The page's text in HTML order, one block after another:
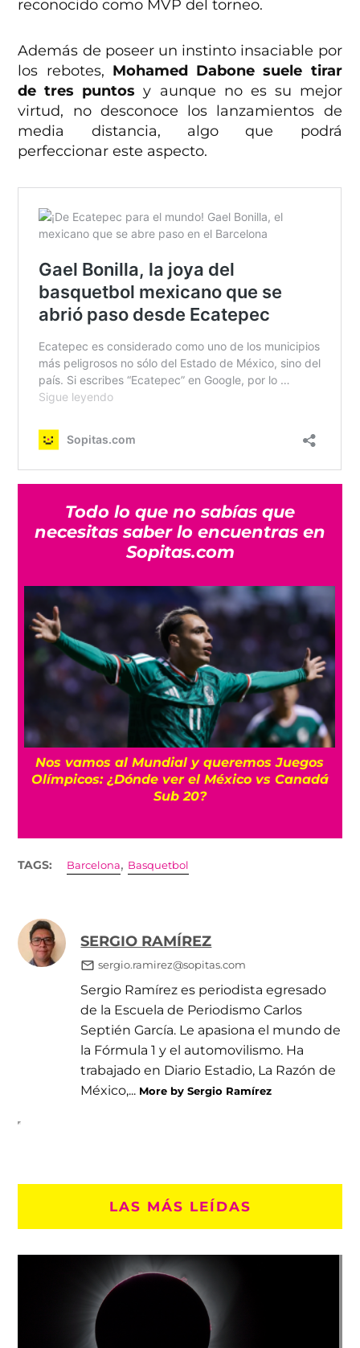
reconocido como MVP del torneo.
Además de poseer un instinto insaciable por
los rebotes, Mohamed Dabone suele tirar
de tres puntosy aunque no es su mejor
virtud, no desconoce los lanzamientos de
media distancia, algo que podrá
perfeccionar este aspecto.
Todo lo que no sabías que
necesitas saber lo encuentras en
Sopitas.com
Nos vamos al Mundial y queremos Juegos
Olímpicos: ¿Dónde ver el México vs Canadá
Sub 20?
TAGS: Barcelona, Basquetbol
SERGIO RAMÍREZ
sergio.ramirez@sopitas.com
Sergio Ramírez es periodista egresado
de la Escuela de Periodismo Carlos
Septién García. Le apasiona el mundo de
la Fórmula 1 y el automovilismo. Ha
trabajado en Diario Estadio, La Razón de
México,... More by Sergio Ramírez
LAS MÁS LEÍDAS